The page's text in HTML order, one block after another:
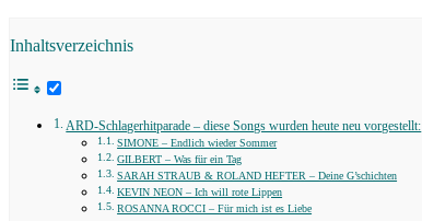
Inhaltsverzeichnis
ARD-Schlagerhitparade – diese Songs wurden heute neu vorgestellt:
SIMONE – Endlich wieder Sommer
GILBERT – Was für ein Tag
SARAH STRAUB & ROLAND HEFTER – Deine G’schichten
KEVIN NEON – Ich will rote Lippen
ROSANNA ROCCI – Für mich ist es Liebe